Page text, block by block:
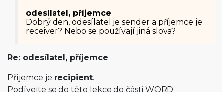
odesílatel, příjemce
Dobrý den, odesílatel je sender a příjemce je
receiver? Nebo se používají jiná slova?
Re: odesílatel, příjemce
Příjemce je recipient.
Podívejte se do této lekce do části WORD